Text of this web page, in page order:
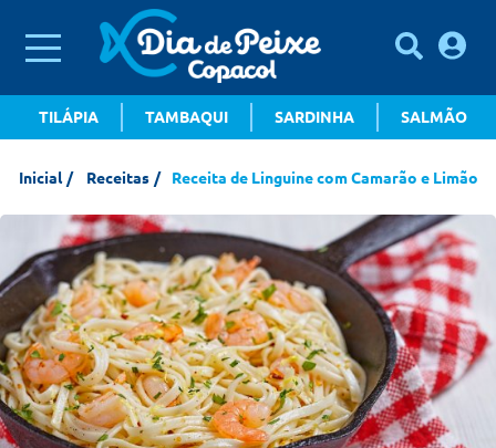
TILÁPIA TAMBAQUI SARDINHA SALMÃO
Inicial Receitas Receita de Linguine com Camarão e Limão